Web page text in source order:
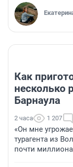
Как
несколько
Барнаула
2 часа 1 207
«Он мне
турагента из
почти